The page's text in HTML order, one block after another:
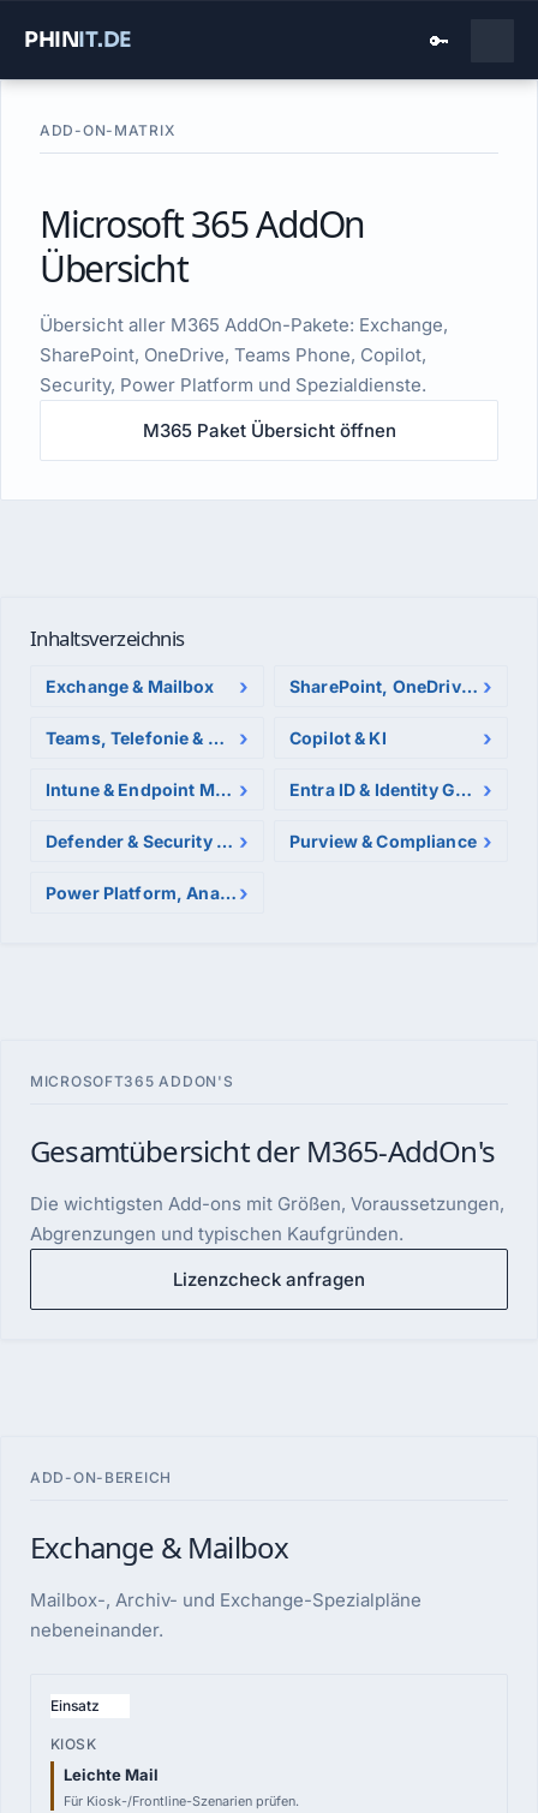
PHINIT.DE 🔑
ADD-ON-MATRIX
Microsoft 365 AddOn
Übersicht
Übersicht aller M365 AddOn-Pakete: Exchange,
SharePoint, OneDrive, Teams Phone, Copilot,
Security, Power Platform und Spezialdienste.
M365 Paket Übersicht öffnen
Inhaltsverzeichnis
Exchange & Mailbox SharePoint, OneDrive & Backup
Teams, Telefonie & Meetings Copilot & KI
Intune & Endpoint Management Entra ID & Identity Governance
Defender & Security Workloads Purview & Compliance
Power Platform, Analytics & Spezial-Apps
MICROSOFT365 ADDON'S
Gesamtübersicht der M365-AddOn's
Die wichtigsten Add-ons mit Größen, Voraussetzungen,
Abgrenzungen und typischen Kaufgründen.
Lizenzcheck anfragen
ADD-ON-BEREICH
Exchange & Mailbox
Mailbox-, Archiv- und Exchange-Spezialpläne
nebeneinander.
VERGLEICHSPUNKT
KIOSK
pro User
Einsatz
Leichte Mail
Für Kiosk-/Frontline-Szenarien prüfen.